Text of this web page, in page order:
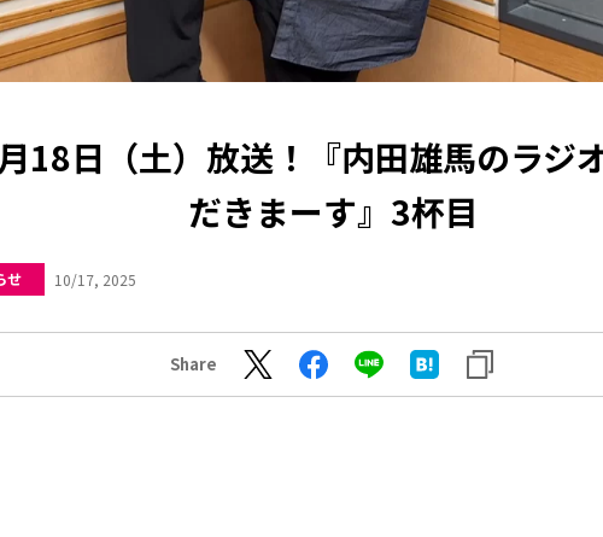
18日（土）放送！『内田雄馬のラジ
だきまーす』3杯目
せ 10/17, 2025
Share